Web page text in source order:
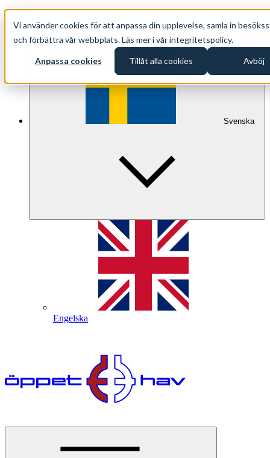
Vi använder cookies för att anpassa din upplevelse, samla in
och förbättra vår webbplats. Läs mer i vår integritetspolicy.
Anpassa cookies Tillåt alla cookies Avböj
info@oppethav.se
Svenska
Engelska